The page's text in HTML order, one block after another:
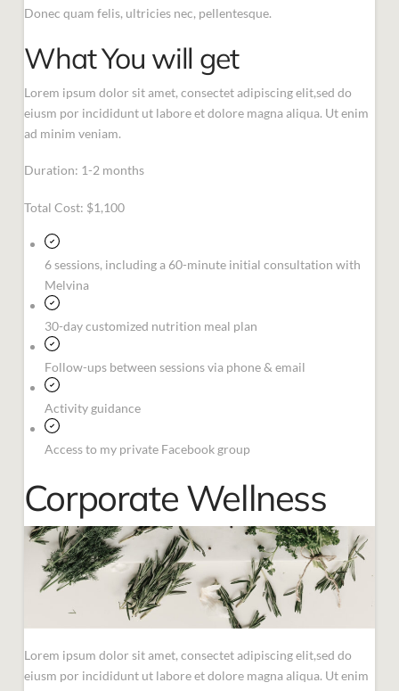
Donec quam felis, ultricies nec, pellentesque.
What You will get
Lorem ipsum dolor sit amet, consectet adipiscing elit,sed do
eiusm por incididunt ut labore et dolore magna aliqua. Ut enim
ad minim veniam.
Duration: 1-2 months
Total Cost: $1,100
6 sessions, including a 60-minute initial consultation with
Melvina
30-day customized nutrition meal plan
Follow-ups between sessions via phone & email
Activity guidance
Access to my private Facebook group
Corporate Wellness
Lorem ipsum dolor sit amet, consectet adipiscing elit,sed do
eiusm por incididunt ut labore et dolore magna aliqua. Ut enim